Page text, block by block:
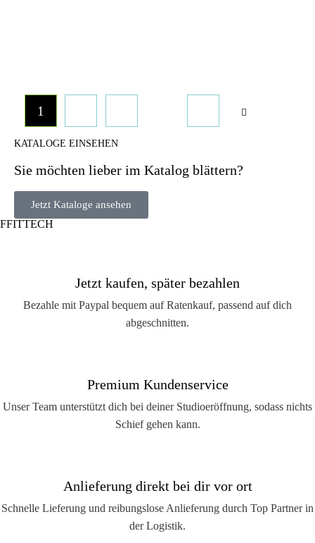
1
KATALOGE EINSEHEN
Sie möchten lieber im Katalog blättern?
Jetzt Kataloge ansehen
FFITTECH
Jetzt kaufen, später bezahlen
Bezahle mit Paypal bequem auf Ratenkauf, passend auf dich
abgeschnitten.
Premium Kundenservice
Unser Team unterstützt dich bei deiner Studioeröffnung, sodass nichts
Schief gehen kann.
Anlieferung direkt bei dir vor ort
Schnelle Lieferung und reibungslose Anlieferung durch Top Partner in
der Logistik.